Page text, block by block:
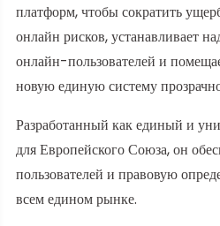
платформ, чтобы сократить
онлайн рисков, устанавливает
онлайн-пользователей и
новую единую систему
Разработанный как единый и
для Европейского Союза, он
пользователей и правовую
всем едином рынке.